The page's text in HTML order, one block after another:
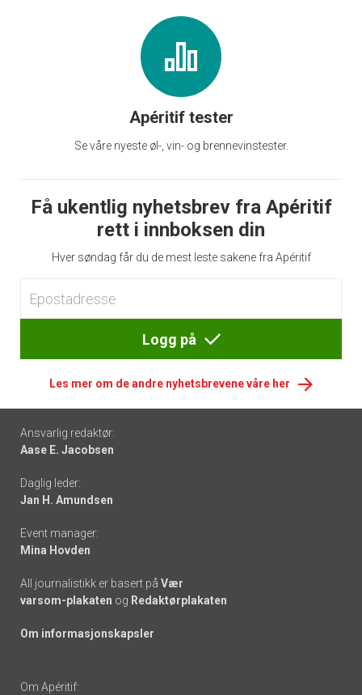
Apéritif tester
Se våre nyeste øl-, vin- og brennevinstester.
Få ukentlig nyhetsbrev fra Apéritif
rett i innboksen din
Hver søndag får du de mest leste sakene fra Apéritif
Logg på
Les mer om de andre nyhetsbrevene våre her
Footer
-
links
Ansvarlig redaktør:
Aase E. Jacobsen
Daglig leder:
Jan H. Amundsen
Event manager:
Mina Hovden
All journalistikk er basert på Vær
varsom-plakaten og Redaktørplakaten
Om informasjonskapsler
Om Apéritif: